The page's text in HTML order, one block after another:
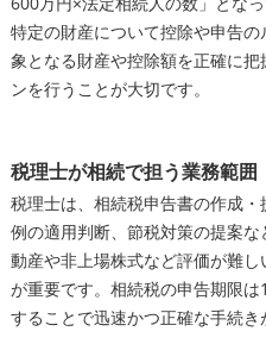
特定の財産について控除や申告
象となる財産や控除額を正確に
ンを行うことが大切です。
税理士が相続で担う業務範囲
税理士は、相続税申告書の作成
例の適用判断、節税対策の提案
動産や非上場株式など評価が難
が重要です。相続税の申告期限
することで迅速かつ正確な手続き